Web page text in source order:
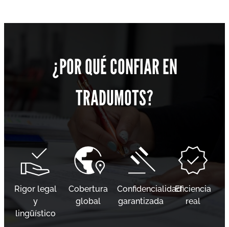
¿POR QUÉ CONFIAR EN
TRADUMOTS?
Rigor legal
y
lingüístico
Cobertura
global
Confidencialidad
garantizada
Eficiencia
real